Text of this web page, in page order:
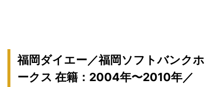
福岡ダイエー／福岡ソフトバンクホ
ークス 在籍：2004年〜2010年／